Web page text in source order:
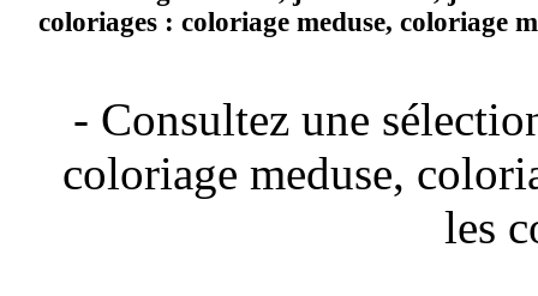
coloriages : coloriage meduse, coloriage
- Consultez une
coloriage meduse,
les